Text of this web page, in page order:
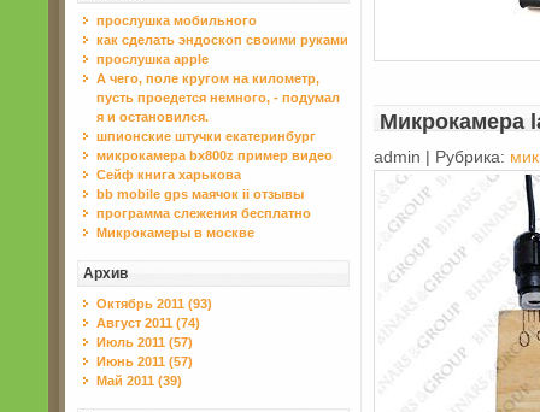
прослушка мобильного
как сделать эндоскоп своими руками
прослушка apple
А чего, поле кругом на километр,
пусть проедется немного, - подумал
я и остановился.
шпионские штучки екатеринбург
микрокамера bx800z пример видео
Сейф книга харькова
bb mobile gps маячок ii отзывы
программа слежения бесплатно
Микрокамеры в москве
Архив
Октябрь 2011 (93)
Август 2011 (74)
Июль 2011 (57)
Июнь 2011 (57)
Май 2011 (39)
Микрокамера
admin | Рубрика: